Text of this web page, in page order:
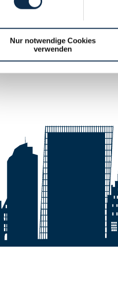
Nur notwendige Cookies
verwenden